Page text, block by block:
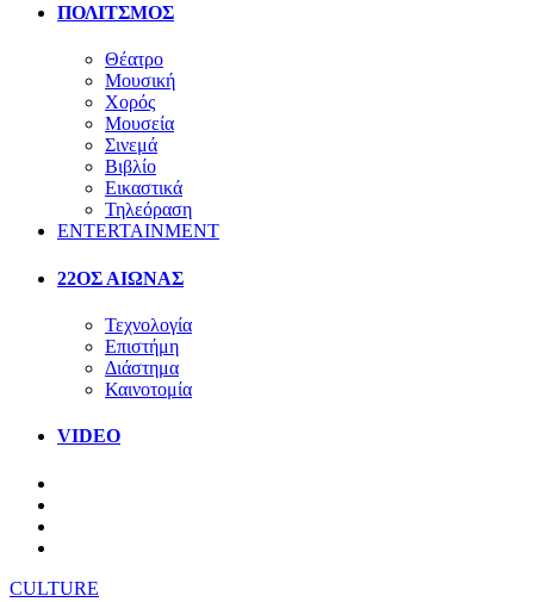
ΠΟΛΙΤΣΜΟΣ
Θέατρο
Μουσική
Χορός
Μουσεία
Σινεμά
Βιβλίο
Εικαστικά
Τηλεόραση
ENTERTAINMENT
22ΟΣ ΑΙΩΝΑΣ
Τεχνολογία
Επιστήμη
Διάστημα
Καινοτομία
VIDEO
CULTURE